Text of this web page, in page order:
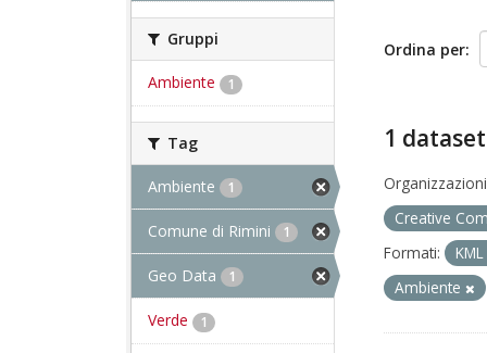
Gruppi
Ambiente 1
Tag
Ambiente 1
Comune di Rimini 1
Geo Data 1
Verde 1
Ordina per
1
Creative
Formati:
KML
Ambiente